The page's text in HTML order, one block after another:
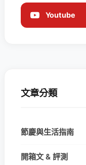
Youtube
文章分類
節慶與生活指南
開箱文 & 評測